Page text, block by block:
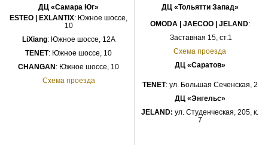
ДЦ «Самара Юг»
ESTEO | EXLANTIX: Южное шоссе,
10
LiXiang: Южное шоссе, 12А
TENET: Южное шоссе, 10
CHANGAN : Южное шоссе, 10
Схема проезда
ДЦ «Тольятти Запад»
OMODA | JAECOO| JELAND:
Заставная 15, ст.1
Схема проезда
ДЦ «Саратов»
TENET: ул. Большая Сеченская, 2
ДЦ «Энгельс»
JELAND: ул. Студенческая, 205, к.
7